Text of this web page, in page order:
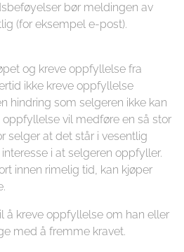
bør meldingen av
(for eksempel e-post).
og kreve oppfyllelse fra
ikke kreve oppfyllelse
hindring som selgeren ikke kan
vil medføre en så stor
selger at det står i vesentlig
i at selgeren oppfyller.
innen rimelig tid, kan kjøper
å kreve oppfyllelse om han eller
med å fremme kravet.